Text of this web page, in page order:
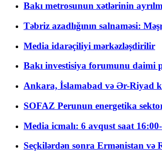
Bakı metrosunun xətlərinin
Təbriz azadlığının salnaməsi:
Media idarəçiliyi mərkəzləşdirilir
Bakı investisiya forumunu daimi
Ankara, İslamabad və Ər-Riyad
SOFAZ Perunun energetika
Media icmalı: 6 avqust saat
Seçkilərdən sonra Ermənistan və